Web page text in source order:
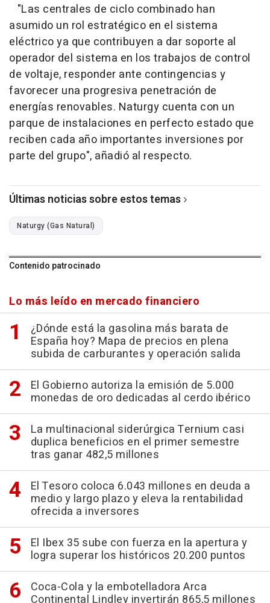
"Las centrales de ciclo combinado han
asumido un rol estratégico en el sistema
eléctrico ya que contribuyen a dar soporte al
operador del sistema en los trabajos de control
de voltaje, responder ante contingencias y
favorecer una progresiva penetración de
energías renovables. Naturgy cuenta con un
parque de instalaciones en perfecto estado que
reciben cada año importantes inversiones por
parte del grupo", añadió al respecto.
Últimas noticias sobre estos temas
Naturgy (Gas Natural)
Contenido patrocinado
Lo más leído en mercado financiero
¿Dónde está la gasolina más barata de
España hoy? Mapa de precios en plena
subida de carburantes y operación salida
El Gobierno autoriza la emisión de 5.000
monedas de oro dedicadas al cerdo ibérico
La multinacional siderúrgica Ternium casi
duplica beneficios en el primer semestre
tras ganar 482,5 millones
El Tesoro coloca 6.043 millones en deuda a
medio y largo plazo y eleva la rentabilidad
ofrecida a inversores
El Ibex 35 sube con fuerza en la apertura y
logra superar los históricos 20.200 puntos
Coca-Cola y la embotelladora Arca
Continental Lindley invertirán 865,5 millones